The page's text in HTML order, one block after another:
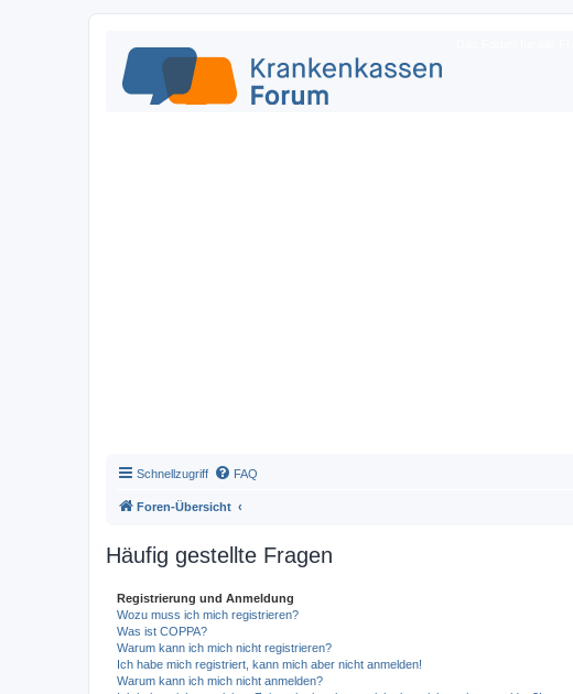
Schnellzugriff FAQ
Foren-Übersicht
Häufig gestellte Fragen
Registrierung und Anmeldung
Wozu muss ich mich registrieren?
Was ist COPPA?
Warum kann ich mich nicht registrieren?
Ich habe mich registriert, kann mich aber nicht anmelden!
Warum kann ich mich nicht anmelden?